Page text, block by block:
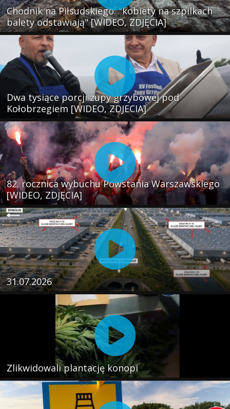
Chodnik na Piłsudskiego: "kobiety na szpilkach
balety odstawiają" [WIDEO, ZDJĘCIA]
Dwa tysiące porcji zupy grzybowej pod
Kołobrzegiem [WIDEO, ZDJECIA]
82. rocznica wybuchu Powstania Warszawskiego
[WIDEO, ZDJĘCIA]
31.07.2026
Zlikwidowali plantację konopi